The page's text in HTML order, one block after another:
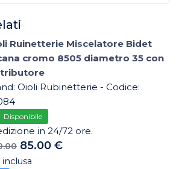
Ruinetterie Miscelatore Bidet
cromo 8505 diametro 35 con
Oioli Rubinetterie - Codice:
Disponibile
in 24/72 ore.
85.00 €
inclusa